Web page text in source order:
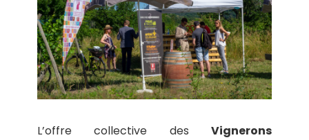
L’offre collective desVignerons